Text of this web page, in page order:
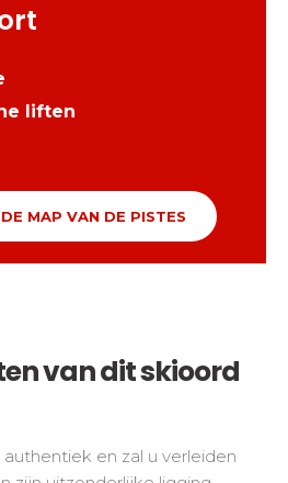
liften
MAP VAN DE PISTES
van dit skioord
en zal u verleiden